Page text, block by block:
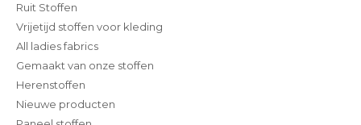
Ruit Stoffen
Vrijetijd stoffen voor kleding
All ladies fabrics
Gemaakt van onze stoffen
Herenstoffen
Nieuwe producten